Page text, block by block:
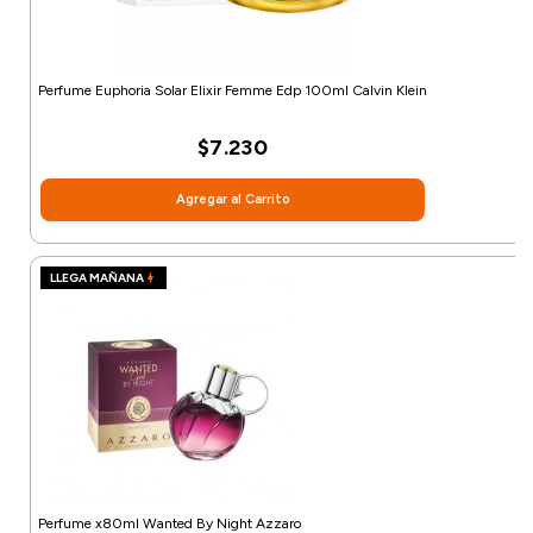
Perfume Euphoria Solar Elixir Femme Edp 100ml Calvin Klein
$7.230
Agregar al Carrito
LLEGA MAÑANA
Perfume x80ml Wanted By Night Azzaro